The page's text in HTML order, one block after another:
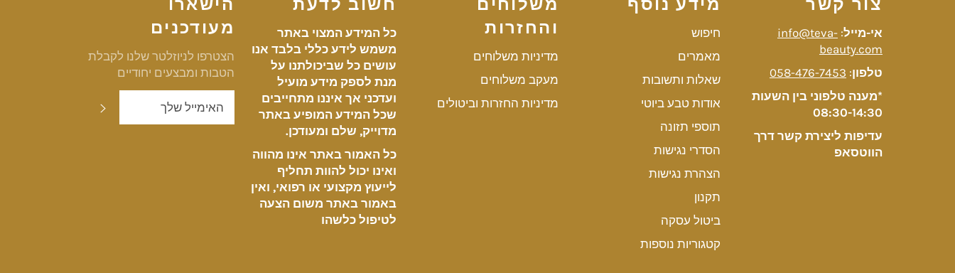
אי-מייל:
info@teva-
beauty.com
טלפון:
058-476-7453
*מענה טלפוני בין השעות
08:30-14:30
עדיפות ליצירת קשר דרך
הווטסאפ
חיפוש
מאמרים
שאלות ותשובות
אודות טבע ביוטי
תוספי תזונה
הסדרי נגישות
הצהרת נגישות
תקנון
ביטול עסקה
קטגוריות נוספות
והחזרות
מדיניות משלוחים
מעקב משלוחים
מדיניות החזרות וביטולים
כל המידע המצוי באתר
משמש לידע כללי בלבד אנו
עושים כל שביכולתנו על
מנת לספק מידע מועיל
ועדכני אך איננו מתחייבים
שכל המידע המופיע באתר
מדוייק, שלם ומעודכן.
כל האמור באתר אינו מהווה
ואינו יכול להוות תחליף
לייעוץ מקצועי או רפואי, ואין
באמור באתר משום הצעה
לטיפול כלשהו
מעודכנים
הצטרפו לניוזלטר שלנו לקבלת
הטבות ומבצעים יחודיים